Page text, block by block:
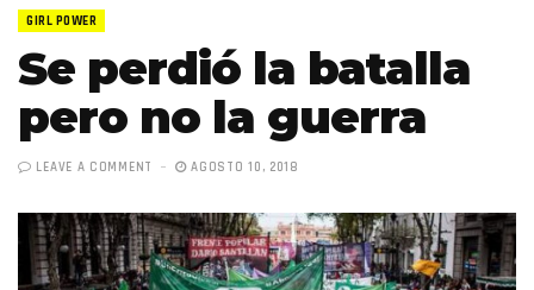
GIRL POWER
Se perdió la batalla
pero no la guerra
LEAVE A COMMENT AGOSTO 10, 2018